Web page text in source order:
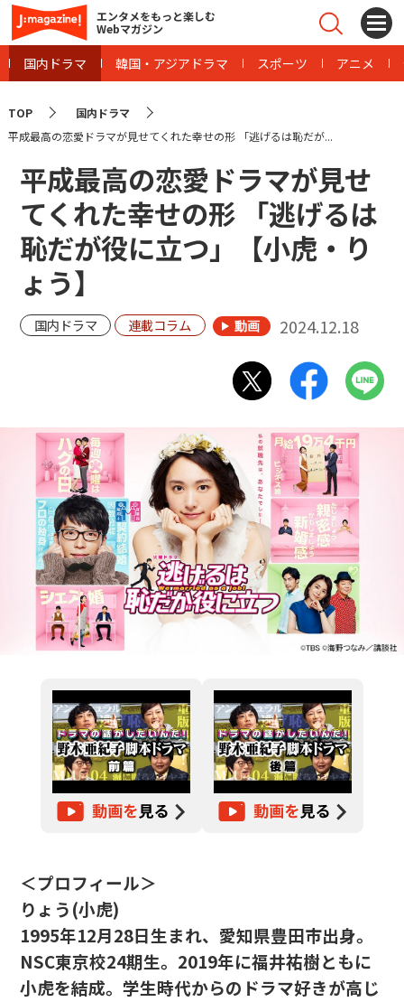
エンタメをもっと楽しむ
Webマガジン
国内ドラマ 韓国・アジアドラマ スポーツ アニメ
TOP
国内ドラマ
平成最高の恋愛ドラマが見せてくれた幸せの形 「逃げるは恥だが...
平成最高の恋愛ドラマが見せ
てくれた幸せの形 「逃げるは
恥だが役に立つ」【小虎・り
ょう】
国内ドラマ 連載コラム 2024.12.18
＜プロフィール＞
りょう(小虎)
1995年12月28日生まれ、愛知県豊田市出身。
NSC東京校24期生。2019年に福井祐樹ともに
小虎を結成。学生時代からのドラマ好きが高じ